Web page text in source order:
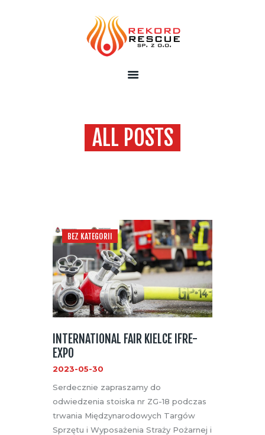
ALL POSTS
STRONA GŁÓWNA
KONTAKT
BEZ KATEGORII
INTERNATIONAL FAIR KIELCE IFRE-
EXPO
2023-05-30
Serdecznie zapraszamy do
odwiedzenia stoiska nr ZG-18 podczas
trwania Międzynarodowych Targów
Sprzętu i Wyposażenia Straży Pożarnej i